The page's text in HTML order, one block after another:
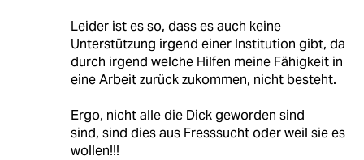
Leider ist es so, dass es auch keine
Unterstützung irgend einer Institution gibt, da
durch irgend welche Hilfen meine Fähigkeit in
eine Arbeit zurück zukommen, nicht besteht.
Ergo, nicht alle die Dick geworden sind
sind, sind dies aus Fresssucht oder weil sie es
wollen!!!